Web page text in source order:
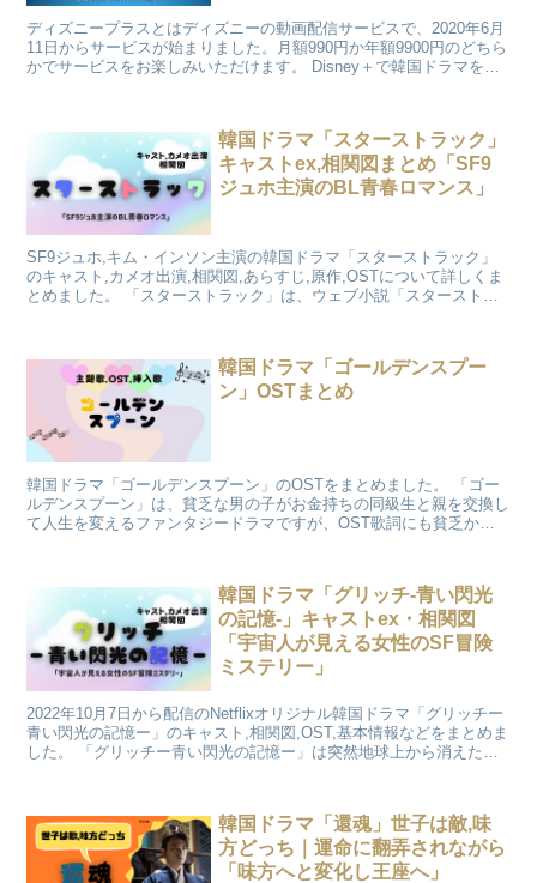
ディズニープラスとはディズニーの動画配信サービスで、2020年6月
11日からサービスが始まりました。月額990円か年額9900円のどちら
かでサービスをお楽しみいただけます。 Disney＋で韓国ドラマを見
クです。
韓国ドラマ「スターストラック」
キャストex,相関図まとめ「SF9
ジュホ主演のBL青春ロマンス」
SF9ジュホ,キム・インソン主演の韓国ドラマ「スターストラック」
のキャスト,カメオ出演,相関図,あらすじ,原作,OSTについて詳しくま
とめました。 「スターストラック」は、ウェブ小説「スターストラ
韓国ドラマ「ゴールデンスプー
ン」OSTまとめ
韓国ドラマ「ゴールデンスプーン」のOSTをまとめました。 「ゴー
ルデンスプーン」は、貧乏な男の子がお金持ちの同級生と親を交換し
て人生を変えるファンタジードラマですが、OST歌詞にも貧乏から
韓国ドラマ「グリッチ-青い閃光
の記憶-」キャストex・相関図
「宇宙人が見える女性のSF冒険
ミステリー」
2022年10月7日から配信のNetflixオリジナル韓国ドラマ「グリッチー
青い閃光の記憶ー」のキャスト,相関図,OST,基本情報などをまとめま
した。 「グリッチー青い閃光の記憶ー」は突然地球上から消えた恋
韓国ドラマ「還魂」世子は敵,味
方どっち｜運命に翻弄されながら
「味方へと変化し王座へ」